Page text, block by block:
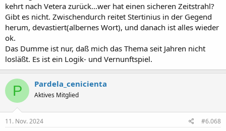
kehrt nach Vetera zurück...wer hat einen sicheren Zeitstrahl?
Gibt es nicht. Zwischendurch reitet Stertinius in der Gegend
herum, devastiert(albernes Wort), und danach ist alles wieder
ok.
Das Dumme ist nur, daß mich das Thema seit Jahren nicht
losläßt. Es ist ein Logik- und Vernunftspiel.
P Pardela_cenicienta
Aktives Mitglied
11. Nov. 2024 #6.068